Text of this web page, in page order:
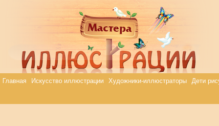
Главная Искусство иллюстрации Художники-иллюстраторы Дети